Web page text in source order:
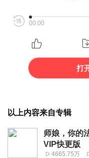
00:00
打
以上内容来自专辑
师娘，你的
VIP快更版
4665.75万